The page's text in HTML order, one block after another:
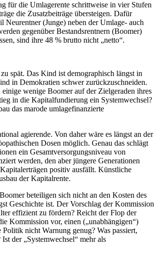
für die Umlagerente schrittweise in vier Stufen
die Zusatzbeiträge übersteigen. Dafür
(Junge) neben der Umlage- auch
gegenüber Bestandsrentnern (Boomer)
sind ihre 48 % brutto nicht „netto“.
spät. Das Kind ist demographisch längst in
in Demokratien schwer zurückzuschneiden.
wenige Boomer auf der Zielgeraden ihres
in die Kapitalfundierung ein Systemwechsel?
das marode umlagefinanzierte
agierende. Von daher wäre es längst an der
Dosen möglich. Genau das schlägt
ein Gesamtversorgungsniveau von
werden, den aber jüngere Generationen
positiv ausfällt. Künstliche
der Kapitalrente.
beteiligen sich nicht an den Kosten des
Geschichte ist. Der Vorschlag der Kommission
effizient zu fördern? Reicht der Flop der
Kommission vor, einen („unabhängigen“)
nicht Warnung genug? Was passiert,
der „Systemwechsel“ mehr als